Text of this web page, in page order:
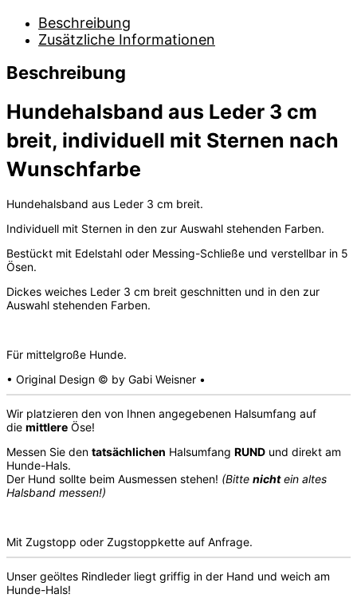
Beschreibung
Zusätzliche Informationen
Beschreibung
Hundehalsband aus Leder 3 cm
breit, individuell mit Sternen nach
Wunschfarbe
Hundehalsband aus Leder 3 cm breit.
Individuell mit Sternen in den zur Auswahl stehenden Farben.
Bestückt mit Edelstahl oder Messing-Schließe und verstellbar in 5
Ösen.
Dickes weiches Leder 3 cm breit geschnitten und in den zur
Auswahl stehenden Farben.
Für mittelgroße Hunde.
• Original Design © by Gabi Weisner •
Wir platzieren den von Ihnen angegebenen Halsumfang auf
die mittlere Öse!
Messen Sie den tatsächlichen Halsumfang RUND und direkt am
Hunde-Hals.
Der Hund sollte beim Ausmessen stehen! (Bitte nichtein altes
Halsband messen!)
Mit Zugstopp oder Zugstoppkette auf Anfrage.
Unser geöltes Rindleder liegt griffig in der Hand und weich am
Hunde-Hals!